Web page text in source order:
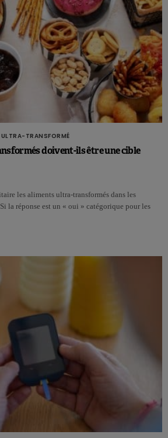
ULTRA-TRANSFORMÉ
doivent-ils être une cible
les aliments ultra-transformés dans les
la réponse est un « oui » catégorique pour les